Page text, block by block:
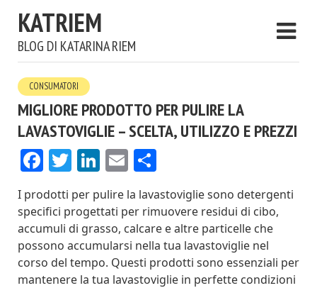
KATRIEM
BLOG DI KATARINA RIEM
CONSUMATORI
MIGLIORE PRODOTTO PER PULIRE LA
LAVASTOVIGLIE – SCELTA, UTILIZZO E PREZZI
Facebook
Twitter
LinkedIn
Email
I prodotti per pulire la lavastoviglie sono detergenti
specifici progettati per rimuovere residui di cibo,
accumuli di grasso, calcare e altre particelle che
possono accumularsi nella tua lavastoviglie nel
corso del tempo. Questi prodotti sono essenziali per
mantenere la tua lavastoviglie in perfette condizioni